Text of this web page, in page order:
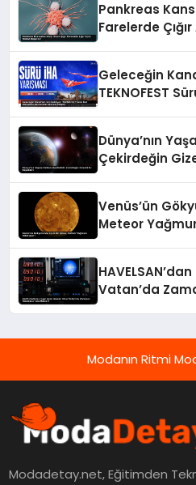
Pankreas
Farelerde
Geleceğin
TEKNOFEST
Dünya’nın
Çekirdeğin
Venüs’ün
Meteor
Vatan’da
Modanın Ritmi
Modadetay.net, Eğitimden